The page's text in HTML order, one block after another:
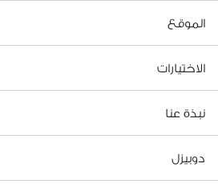
الموقع
الاختيارات
نبذة عنا
دوبيزل